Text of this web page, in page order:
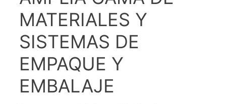
MATERIALES Y
SISTEMAS DE
EMPAQUE Y
EMBALAJE